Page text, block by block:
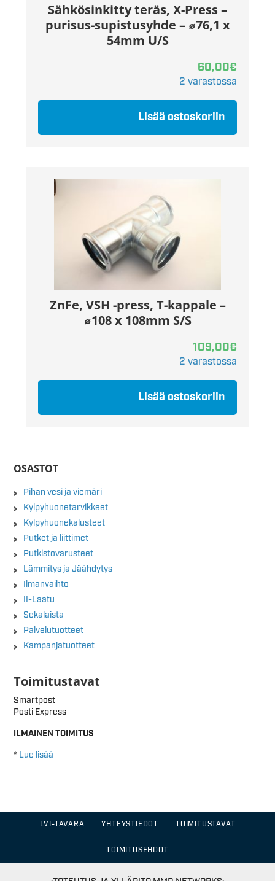
Sähkösinkitty teräs, X-Press –
purisus-supistusyhde – ⌀76,1 x
54mm U/S
60,00€
2 varastossa
Lisää ostoskoriin
ZnFe, VSH -press, T-kappale –
⌀108 x 108mm S/S
109,00€
2 varastossa
Lisää ostoskoriin
OSASTOT
Pihan vesi ja viemäri
Kylpyhuonetarvikkeet
Kylpyhuonekalusteet
Putket ja liittimet
Putkistovarusteet
Lämmitys ja Jäähdytys
Ilmanvaihto
II-Laatu
Sekalaista
Palvelutuotteet
Kampanjatuotteet
Toimitustavat
Smartpost
Posti Express
ILMAINEN TOIMITUS
* Lue lisää
LVI-TAVARA YHTEYSTIEDOT TOIMITUSTAVAT
TOIMITUSEHDOT